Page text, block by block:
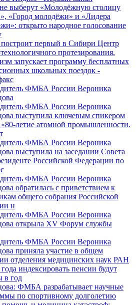
выберут «Молодёжную столицу
«Город молодёжи» и «Лидера
открыто народное голосование
построит первый в Сибири Центр
протезирования.
запускает программу бесплатных
школьных поездок -
ФМБА России Вероника
ФМБА России Вероника
выступила ключевым спикером
«80-летие атомной промышленности.
ФМБА России Вероника
выступила на заседании Совета
Российской Федерации по
ФМБА России Вероника
обратилась с приветствием к
общего собрания Российской
н
ФМБА России Вероника
открыла XV Форум службы
ФМБА России Вероника
приняла участие в общем
отделения медицинских наук РАН
индексировать пенсии будут
в год
ФМБА разрабатывает научные
по спортивному долголетию